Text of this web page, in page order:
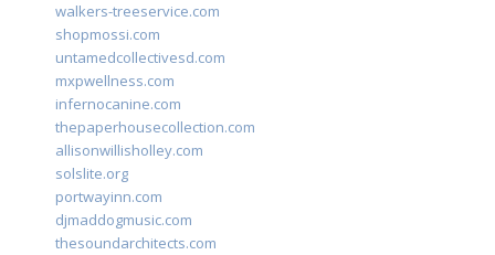
walkers-treeservice.com
shopmossi.com
untamedcollectivesd.com
mxpwellness.com
infernocanine.com
thepaperhousecollection.com
allisonwillisholley.com
solslite.org
portwayinn.com
djmaddogmusic.com
thesoundarchitects.com